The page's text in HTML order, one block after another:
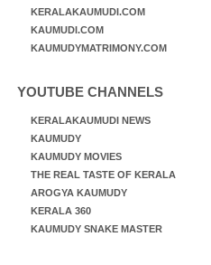
KERALAKAUMUDI.COM
KAUMUDI.COM
KAUMUDYMATRIMONY.COM
YOUTUBE CHANNELS
KERALAKAUMUDI NEWS
KAUMUDY
KAUMUDY MOVIES
THE REAL TASTE OF KERALA
AROGYA KAUMUDY
KERALA 360
KAUMUDY SNAKE MASTER